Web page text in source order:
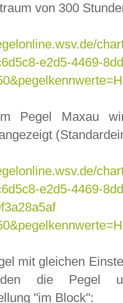
von 300
e2d5-4469-
Pegel Maxau
e2d5-4469-
mit gleichen
die Pegel
"im Block":